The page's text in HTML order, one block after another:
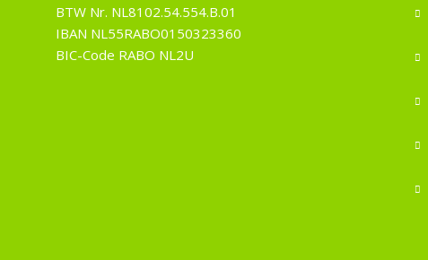
BTW Nr. NL8102.54.554.B.01
IBAN NL55RABO0150323360
BIC-Code RABO NL2U